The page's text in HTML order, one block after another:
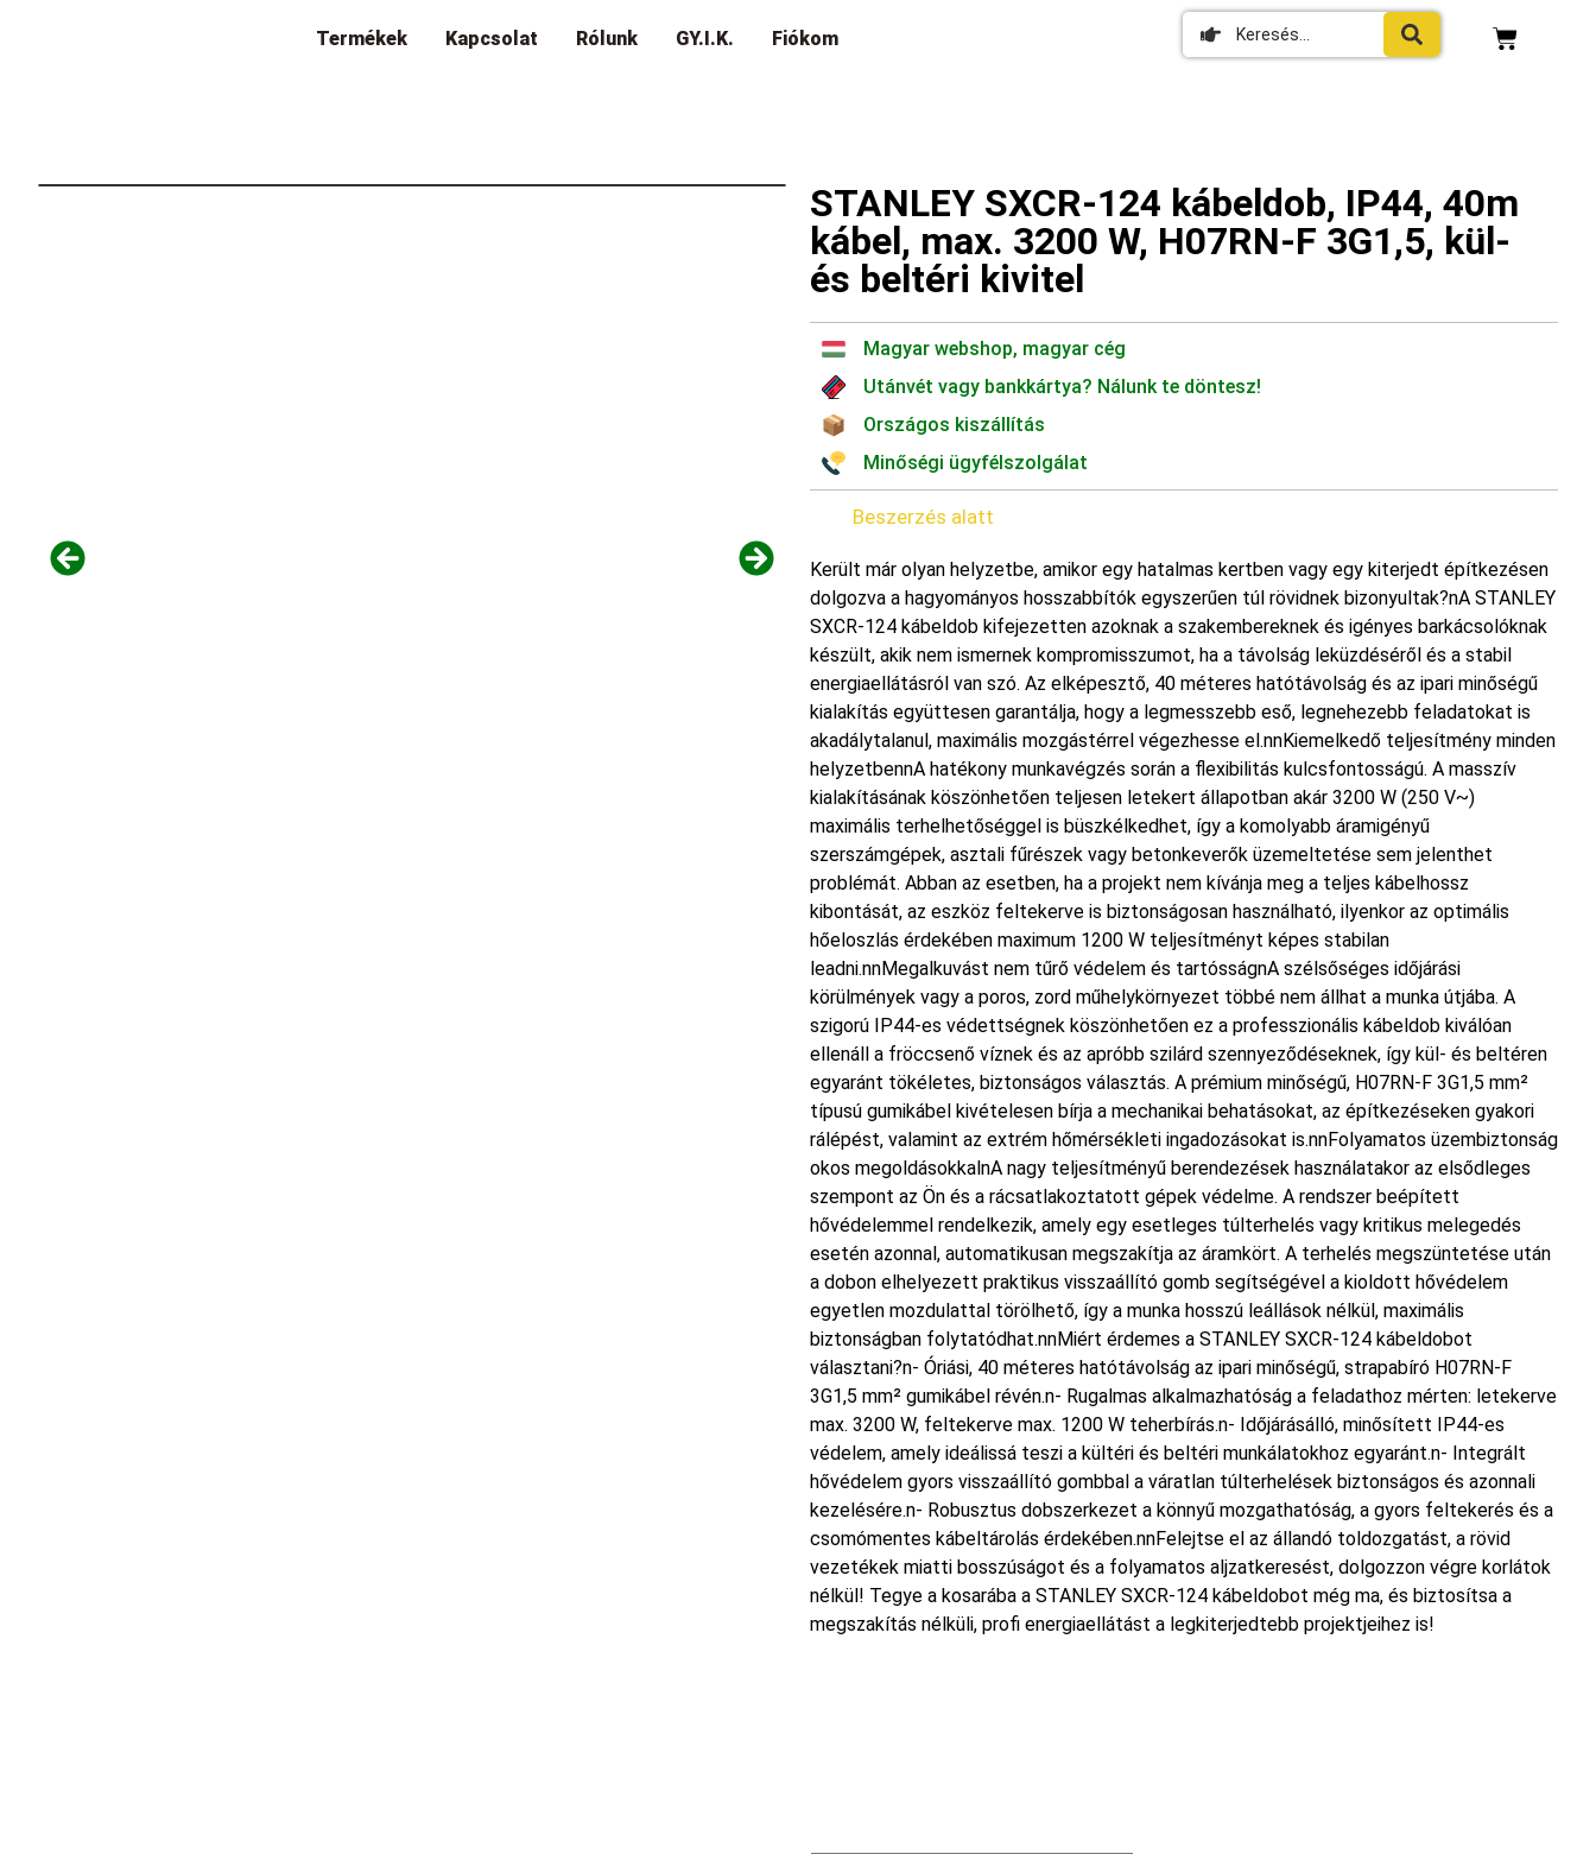
Termékek Kapcsolat Rólunk GY.I.K. Fiókom
STANLEY SXCR-124 kábeldob, IP44, 40m
kábel, max. 3200 W, H07RN-F 3G1,5, kül-
és beltéri kivitel
Magyar webshop, magyar cég
Utánvét vagy bankkártya? Nálunk te döntesz!
Országos kiszállítás
Minőségi ügyfélszolgálat
Beszerzés alatt
Került már olyan helyzetbe, amikor egy hatalmas kertben vagy egy kiterjedt építkezésen
dolgozva a hagyományos hosszabbítók egyszerűen túl rövidnek bizonyultak?nA STANLEY
SXCR-124 kábeldob kifejezetten azoknak a szakembereknek és igényes barkácsolóknak
készült, akik nem ismernek kompromisszumot, ha a távolság leküzdéséről és a stabil
energiaellátásról van szó. Az elképesztő, 40 méteres hatótávolság és az ipari minőségű
kialakítás együttesen garantálja, hogy a legmesszebb eső, legnehezebb feladatokat is
akadálytalanul, maximális mozgástérrel végezhesse el.nnKiemelkedő teljesítmény minden
helyzetbennA hatékony munkavégzés során a flexibilitás kulcsfontosságú. A masszív
kialakításának köszönhetően teljesen letekert állapotban akár 3200 W (250 V~)
maximális terhelhetőséggel is büszkélkedhet, így a komolyabb áramigényű
szerszámgépek, asztali fűrészek vagy betonkeverők üzemeltetése sem jelenthet
problémát. Abban az esetben, ha a projekt nem kívánja meg a teljes kábelhossz
kibontását, az eszköz feltekerve is biztonságosan használható, ilyenkor az optimális
hőeloszlás érdekében maximum 1200 W teljesítményt képes stabilan
leadni.nnMegalkuvást nem tűrő védelem és tartósságnA szélsőséges időjárási
körülmények vagy a poros, zord műhelykörnyezet többé nem állhat a munka útjába. A
szigorú IP44-es védettségnek köszönhetően ez a professzionális kábeldob kiválóan
ellenáll a fröccsenő víznek és az apróbb szilárd szennyeződéseknek, így kül- és beltéren
egyaránt tökéletes, biztonságos választás. A prémium minőségű, H07RN-F 3G1,5 mm²
típusú gumikábel kivételesen bírja a mechanikai behatásokat, az építkezéseken gyakori
rálépést, valamint az extrém hőmérsékleti ingadozásokat is.nnFolyamatos üzembiztonság
okos megoldásokkalnA nagy teljesítményű berendezések használatakor az elsődleges
szempont az Ön és a rácsatlakoztatott gépek védelme. A rendszer beépített
hővédelemmel rendelkezik, amely egy esetleges túlterhelés vagy kritikus melegedés
esetén azonnal, automatikusan megszakítja az áramkört. A terhelés megszüntetése után
a dobon elhelyezett praktikus visszaállító gomb segítségével a kioldott hővédelem
egyetlen mozdulattal törölhető, így a munka hosszú leállások nélkül, maximális
biztonságban folytatódhat.nnMiért érdemes a STANLEY SXCR-124 kábeldobot
választani?n- Óriási, 40 méteres hatótávolság az ipari minőségű, strapabíró H07RN-F
3G1,5 mm² gumikábel révén.n- Rugalmas alkalmazhatóság a feladathoz mérten: letekerve
max. 3200 W, feltekerve max. 1200 W teherbírás.n- Időjárásálló, minősített IP44-es
védelem, amely ideálissá teszi a kültéri és beltéri munkálatokhoz egyaránt.n- Integrált
hővédelem gyors visszaállító gombbal a váratlan túlterhelések biztonságos és azonnali
kezelésére.n- Robusztus dobszerkezet a könnyű mozgathatóság, a gyors feltekerés és a
csomómentes kábeltárolás érdekében.nnFelejtse el az állandó toldozgatást, a rövid
vezetékek miatti bosszúságot és a folyamatos aljzatkeresést, dolgozzon végre korlátok
nélkül! Tegye a kosarába a STANLEY SXCR-124 kábeldobot még ma, és biztosítsa a
megszakítás nélküli, profi energiaellátást a legkiterjedtebb projektjeihez is!